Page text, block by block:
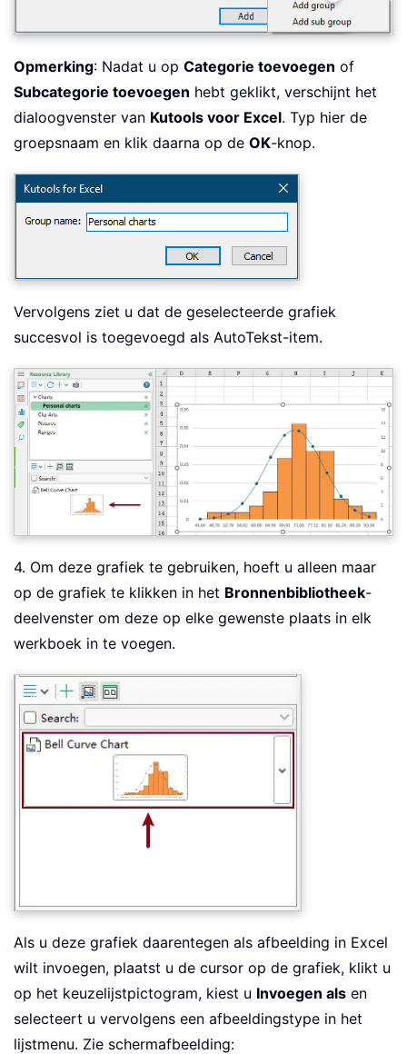
Opmerking: Nadat u op Categorie toevoegen of
Subcategorie toevoegen hebt geklikt, verschijnt het
dialoogvenster van Kutools voor Excel. Typ hier de
groepsnaam en klik daarna op de OK-knop.
Vervolgens ziet u dat de geselecteerde grafiek
succesvol is toegevoegd als AutoTekst-item.
4. Om deze grafiek te gebruiken, hoeft u alleen maar
op de grafiek te klikken in het Bronnenbibliotheek-
deelvenster om deze op elke gewenste plaats in elk
werkboek in te voegen.
Als u deze grafiek daarentegen als afbeelding in Excel
wilt invoegen, plaatst u de cursor op de grafiek, klikt u
op het keuzelijstpictogram, kiest u Invoegen als en
selecteert u vervolgens een afbeeldingstype in het
lijstmenu. Zie schermafbeelding: